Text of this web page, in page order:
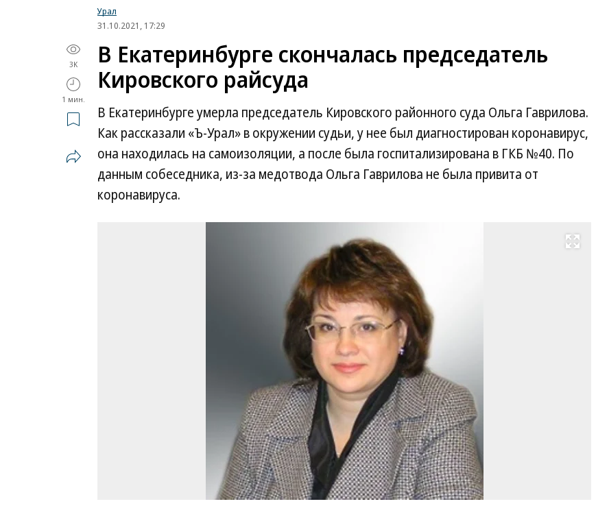
Урал
31.10.2021, 17:29
3K
1 мин.
В Екатеринбурге скончалась председатель
Кировского райсуда
В Екатеринбурге умерла председатель Кировского районного суда Ольга Гаврилова.
Как рассказали «Ъ-Урал» в окружении судьи, у нее был диагностирован коронавирус,
она находилась на самоизоляции, а после была госпитализирована в ГКБ №40. По
данным собеседника, из-за медотвода Ольга Гаврилова не была привита от
коронавируса.
Развернуть на весь экран